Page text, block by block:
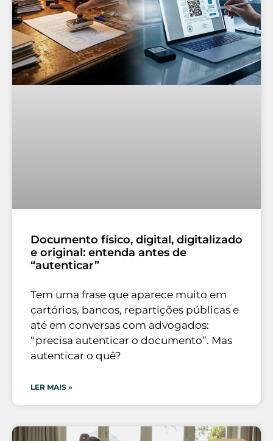
Documento físico, digital, digitalizado
e original: entenda antes de
“autenticar”
Tem uma frase que aparece muito em
cartórios, bancos, repartições públicas e
até em conversas com advogados:
“precisa autenticar o documento”. Mas
autenticar o quê?
LER MAIS »